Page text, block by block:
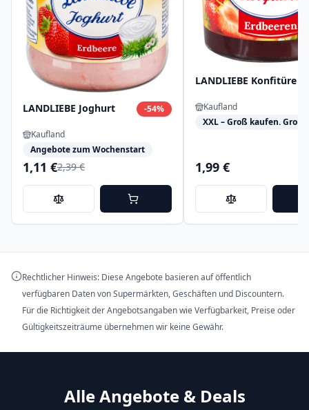
LANDLIEBE Joghurt -54%
Kaufland
Angebote zum Wochenstart
1,11 €2,39 €
LANDLIEBE Konfitüre
Kaufland
XXL – Groß kaufen. Groß
1,99 €
Rechtlicher Hinweis: Diese Angebote basieren auf öffentlich
verfügbaren Daten von Supermärkten, Geschäften und Discountern.
Für die Richtigkeit der Angebotsangaben wie Verfügbarkeit, Preise oder
Gültigkeitszeiträume übernehmen wir keine Gewähr.
Alle Angebote & Deals